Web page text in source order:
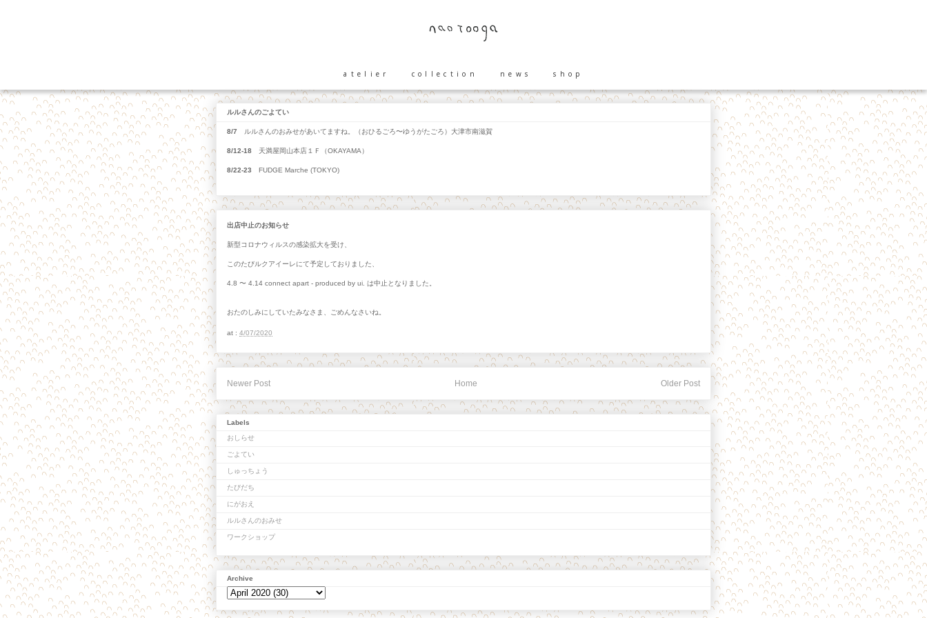
atelier collection news shop
ルルさんのごよてい
8/7 ルルさんのおみせがあいてますね。（おひるごろ〜ゆうがたごろ）大津市南滋賀
8/12-18 天満屋岡山本店１Ｆ（OKAYAMA）
8/22-23 FUDGE Marche (TOKYO)
出店中止のお知らせ
新型コロナウィルスの感染拡大を受け、
このたびルクアイーレにて予定しておりました、
4.8 〜 4.14 connect apart - produced by ui. は中止となりました。
おたのしみにしていたみなさま、ごめんなさいね。
at : 4/07/2020
Newer Post Older Post
Home
Labels
おしらせ
ごよてい
しゅっちょう
たびだち
にがおえ
ルルさんのおみせ
ワークショップ
Archive